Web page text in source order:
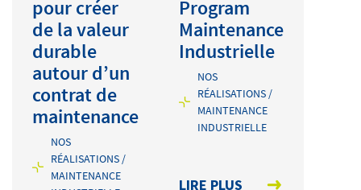
NOS
RÉALISATIONS /
MAINTENANCE
pour créer
de la valeur
durable
autour d’un
contrat de
maintenance
NOS
RÉALISATIONS /
MAINTENANCE
INDUSTRIELLE
Program
Maintenance
Industrielle
LIRE PLUS